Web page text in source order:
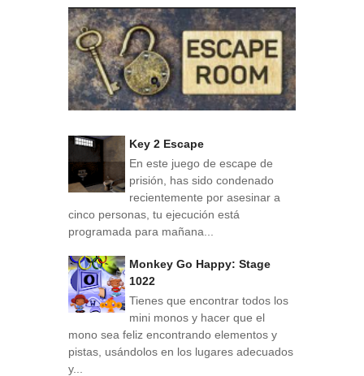
Key 2 Escape
En este juego de escape de
prisión, has sido condenado
recientemente por asesinar a
cinco personas, tu ejecución está
programada para mañana...
Monkey Go Happy: Stage
1022
Tienes que encontrar todos los
mini monos y hacer que el
mono sea feliz encontrando elementos y
pistas, usándolos en los lugares adecuados
y...